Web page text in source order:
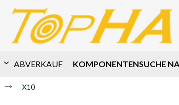
ABVERKAUF
KOMPONENTENSUCHE
X10